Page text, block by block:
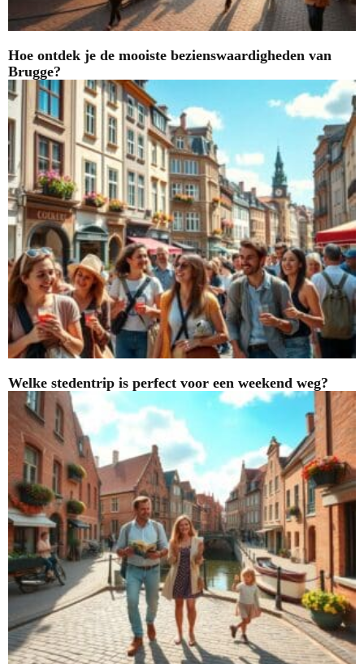
Hoe ontdek je de mooiste bezienswaardigheden van
Brugge?
Welke stedentrip is perfect voor een weekend weg?